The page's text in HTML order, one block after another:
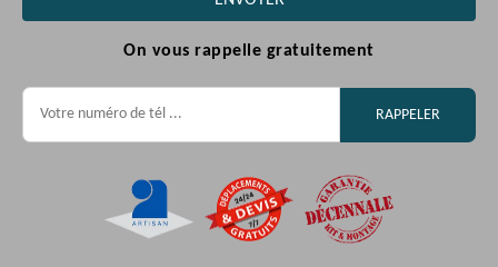
On vous rappelle gratuitement